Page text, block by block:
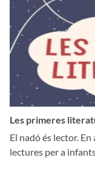
Les primeres
El nadó és lector.
lectures per a